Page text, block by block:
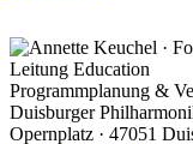
Leitung Education
Programmplanung &
Duisburger
Opernplatz · 47051